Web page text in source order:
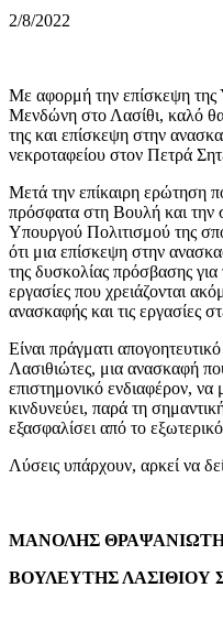
2/8/2022
Με αφορμή την επίσκεψη της
Μενδώνη στο Λασίθι, καλό
της και επίσκεψη στην
νεκροταφείου στον Πετρά
Μετά την επίκαιρη ερώτηση
πρόσφατα στη Βουλή και την
Υπουργού Πολιτισμού της
ότι μια επίσκεψη στην
της δυσκολίας πρόσβασης για
εργασίες που χρειάζονται
ανασκαφής και τις εργασίες
Είναι πράγματι
Λασιθιώτες, μια ανασκαφή
επιστημονικό ενδιαφέρον,
κινδυνεύει, παρά τη
εξασφαλίσει από το
Λύσεις υπάρχουν, αρκεί να
ΜΑΝΟΛΗΣ
ΒΟΥΛΕΥΤΗΣ ΛΑΣΙΘΙΟΥ